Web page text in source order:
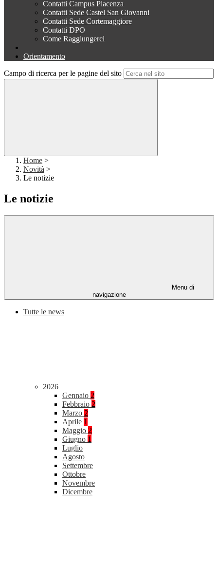
Contatti Campus Piacenza
Contatti Sede Castel San Giovanni
Contatti Sede Cortemaggiore
Contatti DPO
Come Raggiungerci
Orientamento
Campo di ricerca per le pagine del sito
Home >
Novità >
Le notizie
Le notizie
Menu di
navigazione
Tutte le news
2026
Gennaio 2
Febbraio 2
Marzo 2
Aprile 1
Maggio 2
Giugno 1
Luglio
Agosto
Settembre
Ottobre
Novembre
Dicembre